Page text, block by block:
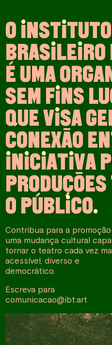
OINSTITUTO
BRASILEIRO
ÉUMAORGA
SEMFINSLU
QUEVISAGE
CONEXÃOEN
INICIATIVAP
PRODUÇÕES
OPÚBLICO.
Contribua para a
uma mudança cultural
tornar o teatro cada vez
acessível, diverso e
democrático.
Escreva para
comunicacao@ibt.art